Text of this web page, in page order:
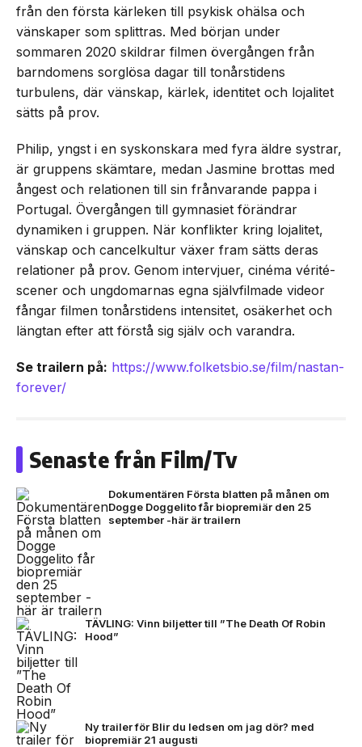
från den första kärleken till psykisk ohälsa och
vänskaper som splittras. Med början under
sommaren 2020 skildrar filmen övergången från
barndomens sorglösa dagar till tonårstidens
turbulens, där vänskap, kärlek, identitet och lojalitet
sätts på prov.
Philip, yngst i en syskonskara med fyra äldre systrar,
är gruppens skämtare, medan Jasmine brottas med
ångest och relationen till sin frånvarande pappa i
Portugal. Övergången till gymnasiet förändrar
dynamiken i gruppen. När konflikter kring lojalitet,
vänskap och cancelkultur växer fram sätts deras
relationer på prov. Genom intervjuer, cinéma vérité-
scener och ungdomarnas egna självfilmade videor
fångar filmen tonårstidens intensitet, osäkerhet och
längtan efter att förstå sig själv och varandra.
Se trailern på: https://www.folketsbio.se/film/nastan-
forever/
Senaste från Film/Tv
Dokumentären Första blatten på månen om
Dogge Doggelito får biopremiär den 25
september -här är trailern
TÄVLING: Vinn biljetter till ”The Death Of Robin
Hood”
Ny trailer för Blir du ledsen om jag dör? med
biopremiär 21 augusti